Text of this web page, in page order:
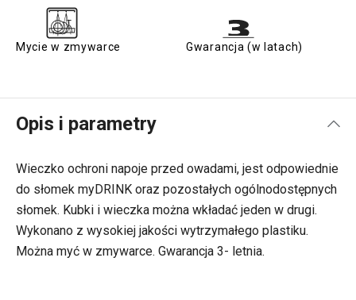
Mycie w zmywarce Gwarancja (w latach)
Opis i parametry
Wieczko ochroni napoje przed owadami, jest odpowiednie
do słomek myDRINK oraz pozostałych ogólnodostępnych
słomek. Kubki i wieczka można wkładać jeden w drugi.
Wykonano z wysokiej jakości wytrzymałego plastiku.
Można myć w zmywarce. Gwarancja 3- letnia.